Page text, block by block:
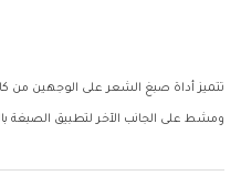
تتميز أداة صبغ الشعر على الوجهين من
ومشط على الجانب الآخر لتطبيق الصبغة